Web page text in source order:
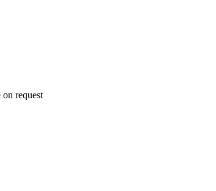
request